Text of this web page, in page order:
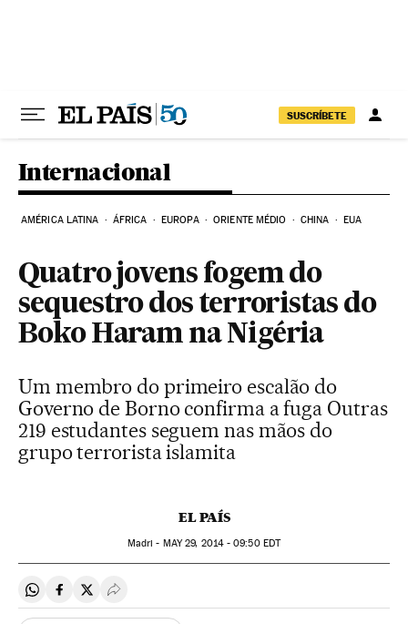
SUSCRÍBETE
Internacional
AMÉRICA LATINA ÁFRICA EUROPA ORIENTE MÉDIO CHINA EUA
Quatro jovens fogem do
sequestro dos terroristas do
Boko Haram na Nigéria
Um membro do primeiro escalão do
Governo de Borno confirma a fuga Outras
219 estudantes seguem nas mãos do
grupo terrorista islamita
EL PAÍS
Madri - MAY29, 2014 - 09:50EDT
Compartir en Whatsapp
Compartir en Facebook
Compartir en Twitter
Desplegar Redes Sociales